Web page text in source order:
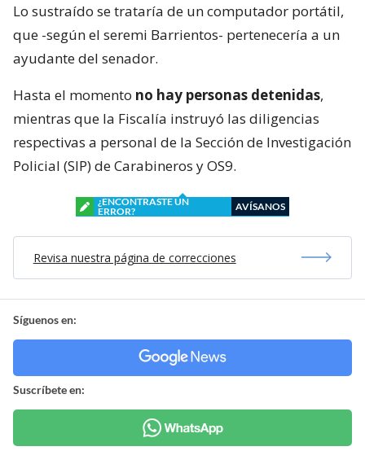
Lo sustraído se trataría de un computador portátil,
que -según el seremi Barrientos- pertenecería a un
ayudante del senador.
Hasta el momento no hay personas detenidas,
mientras que la Fiscalía instruyó las diligencias
respectivas a personal de la Sección de Investigación
Policial (SIP) de Carabineros y OS9.
¿ENCONTRASTE UN
ERROR?
AVÍSANOS
Revisa nuestra página de correcciones
Síguenos en:
Suscríbete en: